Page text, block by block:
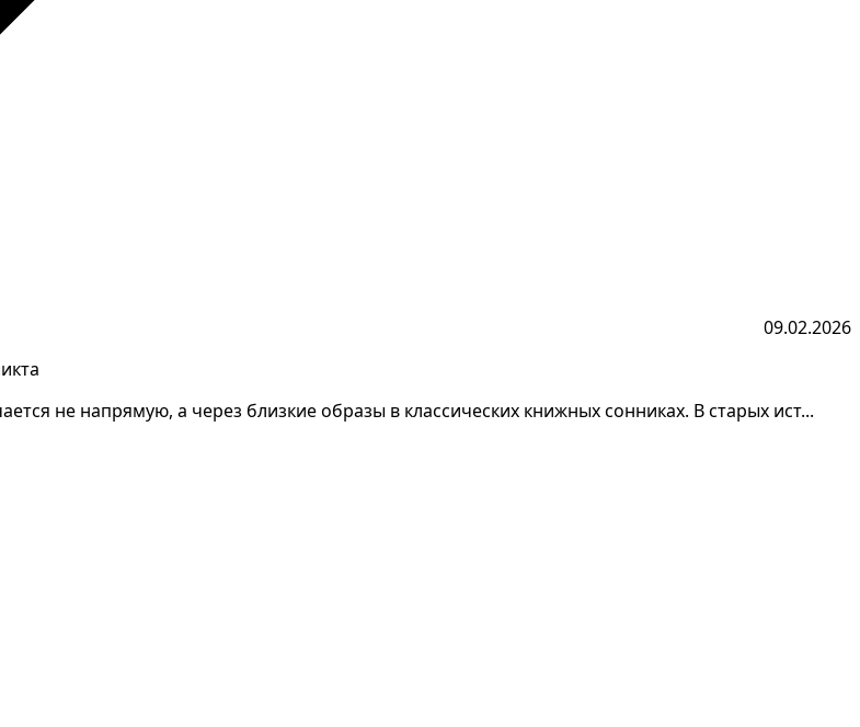
09.02.2026
не напрямую, а через близкие образы в классических книжных сонниках. В старых ист...